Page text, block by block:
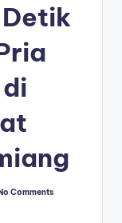
No Comments